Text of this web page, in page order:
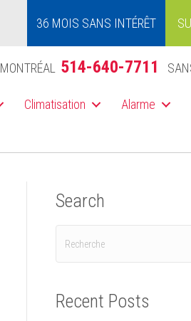
36 MOIS SANS INTÉRÊT
MONTRÉAL 514-640-7711
Climatisation Alarme
Search
Recent Posts